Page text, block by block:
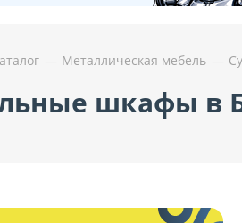
Металлическая мебель
шкафы в